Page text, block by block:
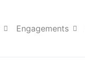
Engagements